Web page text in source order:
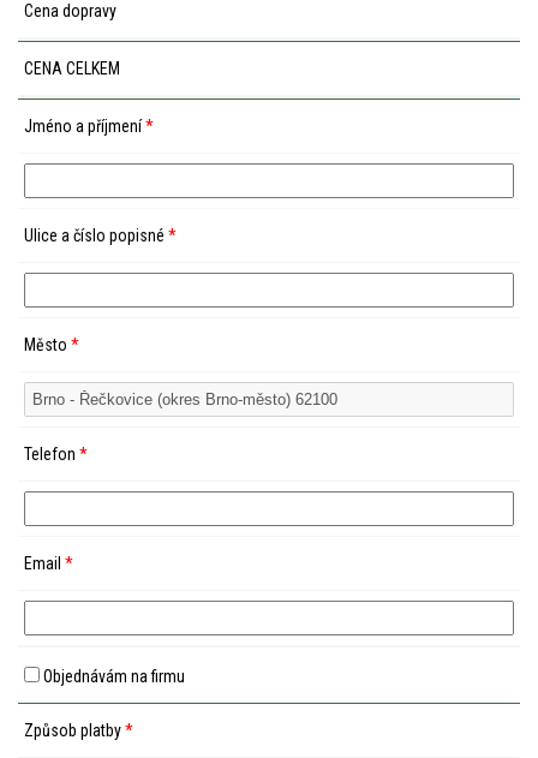
Cena dopravy
CENA CELKEM
Jméno a příjmení*
Ulice a číslo popisné *
Město *
Telefon *
Email *
Objednávám na firmu
Způsob platby*